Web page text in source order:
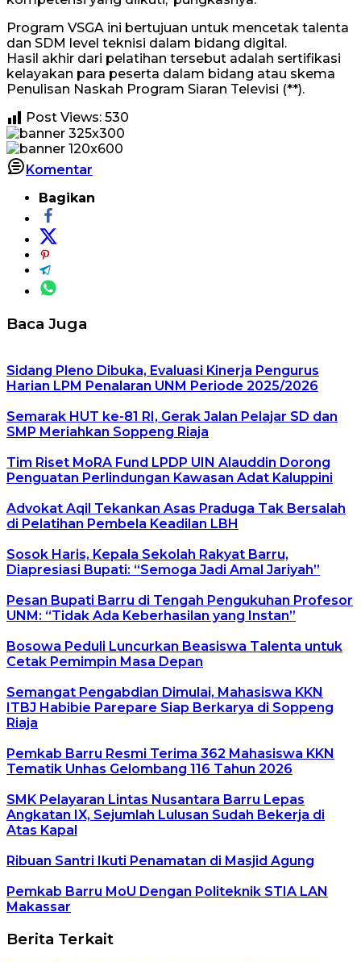
Program VSGA ini bertujuan untuk mencetak talenta
dan SDM level teknisi dalam bidang digital.
Hasil akhir dari pelatihan tersebut adalah sertifikasi
kelayakan para peserta dalam bidang atau skema
Penulisan Naskah Program Siaran Televisi (**).
Post Views: 530
Komentar
Bagikan
Baca Juga
Sidang Pleno Dibuka, Evaluasi Kinerja Pengurus
Harian LPM Penalaran UNM Periode 2025/2026
Semarak HUT ke-81 RI, Gerak Jalan Pelajar SD dan
SMP Meriahkan Soppeng Riaja
Tim Riset MoRA Fund LPDP UIN Alauddin Dorong
Penguatan Perlindungan Kawasan Adat Kaluppini
Advokat Aqil Tekankan Asas Praduga Tak Bersalah
di Pelatihan Pembela Keadilan LBH
Sosok Haris, Kepala Sekolah Rakyat Barru,
Diapresiasi Bupati: “Semoga Jadi Amal Jariyah”
Pesan Bupati Barru di Tengah Pengukuhan Profesor
UNM: “Tidak Ada Keberhasilan yang Instan”
Bosowa Peduli Luncurkan Beasiswa Talenta untuk
Cetak Pemimpin Masa Depan
Semangat Pengabdian Dimulai, Mahasiswa KKN
ITBJ Habibie Parepare Siap Berkarya di Soppeng
Riaja
Pemkab Barru Resmi Terima 362 Mahasiswa KKN
Tematik Unhas Gelombang 116 Tahun 2026
SMK Pelayaran Lintas Nusantara Barru Lepas
Angkatan IX, Sejumlah Lulusan Sudah Bekerja di
Atas Kapal
Ribuan Santri Ikuti Penamatan di Masjid Agung
Pemkab Barru MoU Dengan Politeknik STIA LAN
Makassar
Berita Terkait